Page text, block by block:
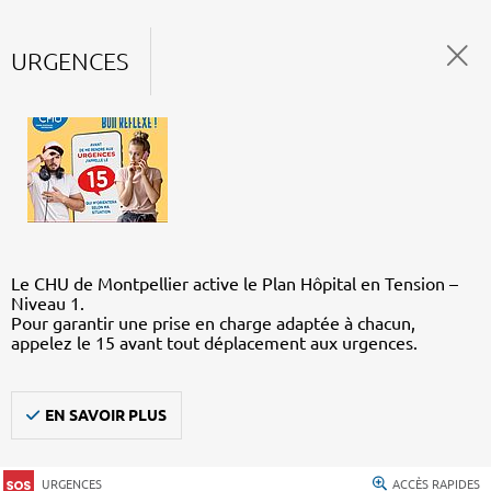
URGENCES
Le CHU de Montpellier active le Plan Hôpital en Tension –
Niveau 1.
Pour garantir une prise en charge adaptée à chacun,
appelez le 15 avant tout déplacement aux urgences.
EN SAVOIR PLUS
URGENCES ACCÈS RAPIDES